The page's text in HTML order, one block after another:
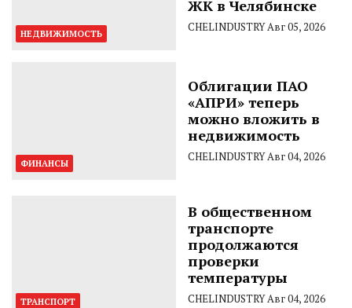
НЕДВИЖИМОСТЬ
ЖК в Челябинске
CHELINDUSTRYАвг 05, 2026
ФИНАНСЫ
Облигации ПАО
«АПРИ» теперь
можно вложить в
недвижимость
CHELINDUSTRYАвг 04, 2026
ТРАНСПОРТ
В общественном
транспорте
продолжаются
проверки
температуры
CHELINDUSTRYАвг 04, 2026